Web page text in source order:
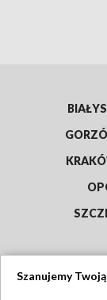
Szanujemy